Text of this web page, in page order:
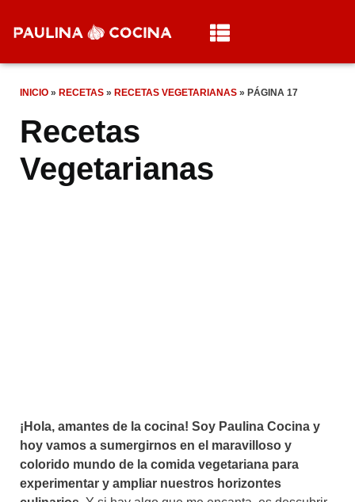
INICIO » RECETAS » RECETAS VEGETARIANAS » PÁGINA 17
Recetas
Vegetarianas
¡Hola, amantes de la cocina! Soy Paulina Cocina y
hoy vamos a sumergirnos en el maravilloso y
colorido mundo de la comida vegetariana para
experimentar y ampliar nuestros horizontes